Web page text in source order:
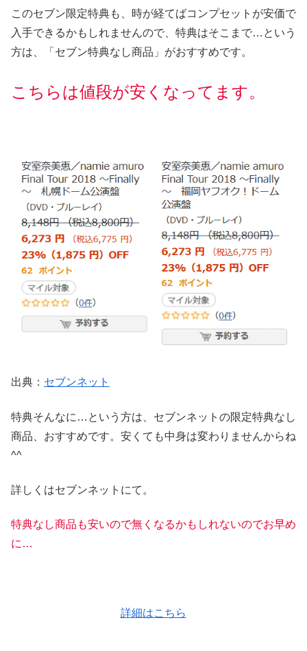
このセブン限定特典も、時が経てばコンプセットが安価で
入手できるかもしれませんので、特典はそこまで…という
方は、
「セブン特典なし商品」 がおすすめです。
こちらは値段が安くなってます。
出典： セブンネット
特典そんなに…という方は、セブンネットの限定特典なし
商品、おすすめです。安くても中身は変わりませんからね
^^
詳しくはセブンネットにて。
特典なし商品も安いので無くなるかもしれないのでお早め
に…
詳細はこちら